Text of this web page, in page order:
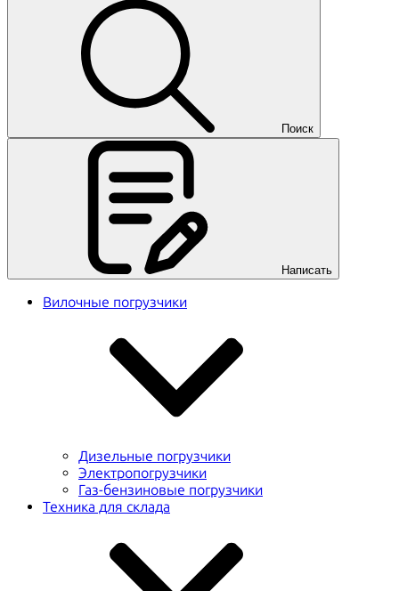
Поиск
Написать
Вилочные погрузчики
Дизельные погрузчики
Электропогрузчики
Газ-бензиновые погрузчики
Техника для склада